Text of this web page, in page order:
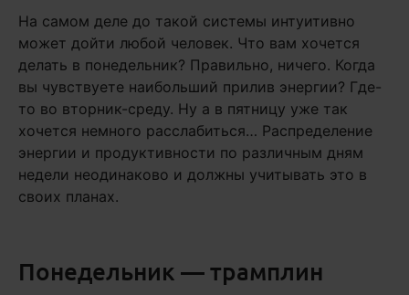
На самом деле до такой системы интуитивно
может дойти любой человек. Что вам хочется
делать в понедельник? Правильно, ничего. Когда
вы чувствуете наибольший прилив энергии? Где-
то во вторник-среду. Ну а в пятницу уже так
хочется немного расслабиться… Распределение
энергии и продуктивности по различным дням
недели неодинаково и должны учитывать это в
своих планах.
Понедельник — трамплин